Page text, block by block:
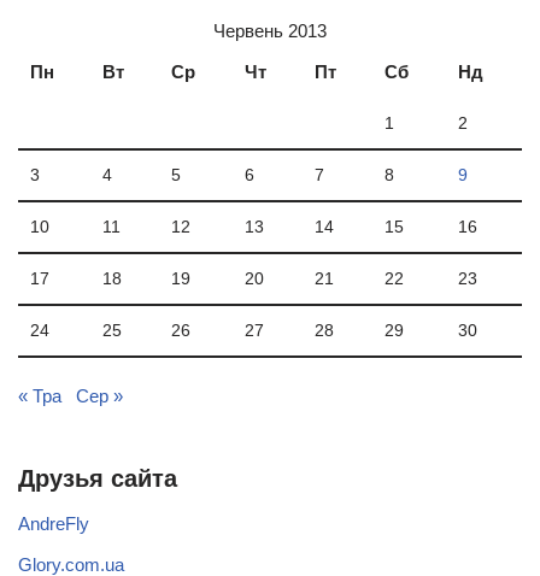
Червень 2013
Пн
Вт Ср Чт Пт Сб Нд
1 2
3 4 5 6 7 8 9
10 11 12 13 14 15 16
17 18 19 20 21 22 23
24 25 26 27 28 29 30
« Тра Сер »
Друзья сайта
AndreFly
Glory.com.ua